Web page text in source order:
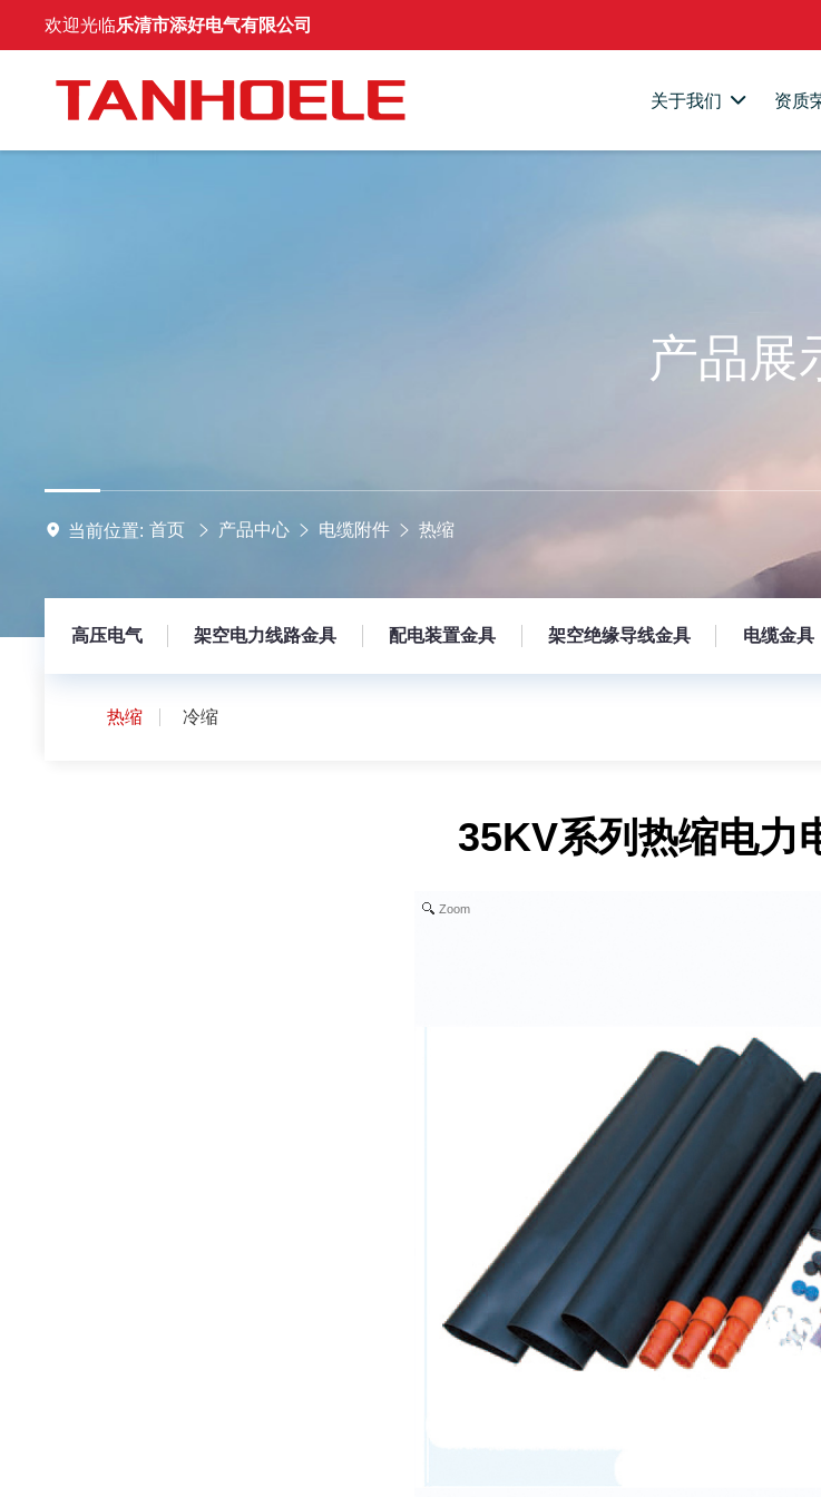
欢迎光临乐清市添好电气有限公司
关于我们 资质
产品展
当前位置: 首页 产品中心 电缆附件 热缩
高压电气 架空电力线路金具 配电装置金具 架空绝缘导线金具 电缆金具
热缩 冷缩
35KV系列热缩电力
Zoom